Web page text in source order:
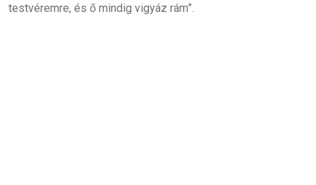
testvéremre, és ő mindig vigyáz rám”.